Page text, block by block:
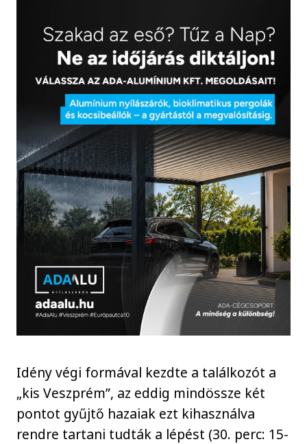
Idény végi formával kezdte a találkozót a
„kis Veszprém”, az eddig mindössze két
pontot gyűjtő hazaiak ezt kihasználva
rendre tartani tudták a lépést (30. perc: 15-